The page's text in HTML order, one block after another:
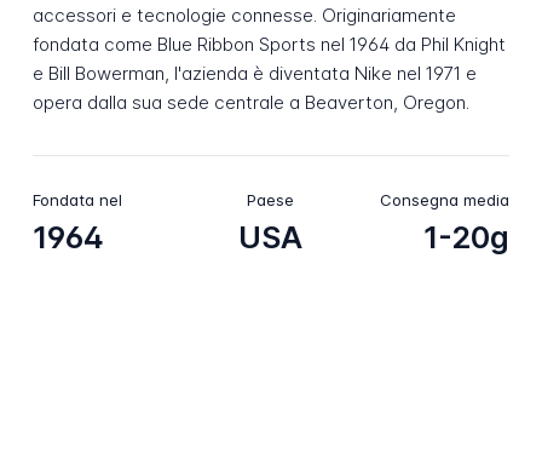
accessori e tecnologie connesse. Originariamente
fondata come Blue Ribbon Sports nel 1964 da Phil Knight
e Bill Bowerman, l'azienda è diventata Nike nel 1971 e
opera dalla sua sede centrale a Beaverton, Oregon.
Fondata nel
1964
Paese
USA
Consegna media
1-20g